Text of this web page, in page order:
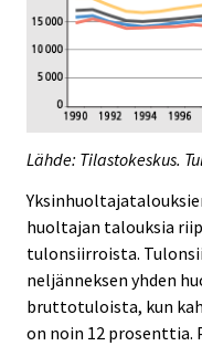
Lähde: Tilastokeskus.
huoltajan talouksia
tulonsiirroista.
neljänneksen yhden
bruttotuloista, kun
on noin 12 prosenttia.